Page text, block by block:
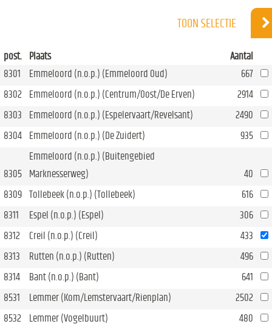
TOON SELECTIE
post. Plaats
Aantal
8301
Emmeloord (n.o.p.) (Emmeloord Oud)
667
8302
Emmeloord (n.o.p.) (Centrum/Oost/De Erven)
2914
8303
Emmeloord (n.o.p.) (Espelervaart/Revelsant)
2490
8304
Emmeloord (n.o.p.) (De Zuidert) 935
8305
Emmeloord (n.o.p.) (Buitengebied
Marknesserweg)
40
8309
Tollebeek (n.o.p.) (Tollebeek)
616
8311
Espel (n.o.p.) (Espel)
306
8312
Creil (n.o.p.) (Creil)
433
8313
Rutten (n.o.p.) (Rutten)
496
8314
Bant (n.o.p.) (Bant)
641
8531
Lemmer (Kom/Lemstervaart/Rienplan)
2502
8532
Lemmer (Vogelbuurt) 480